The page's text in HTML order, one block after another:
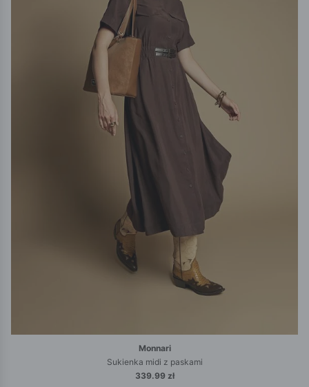
Monnari
Sukienka midi z paskami
339.99 zł